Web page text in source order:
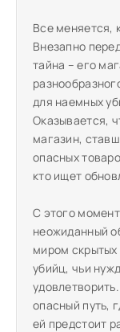
Все меняется,
Внезапно
тайна – его
для наемных
Оказывается,
магазин,
опасных
кто ищет
С этого
неожиданный
миром
убийц, чьи
опасный путь,
ей предстоит